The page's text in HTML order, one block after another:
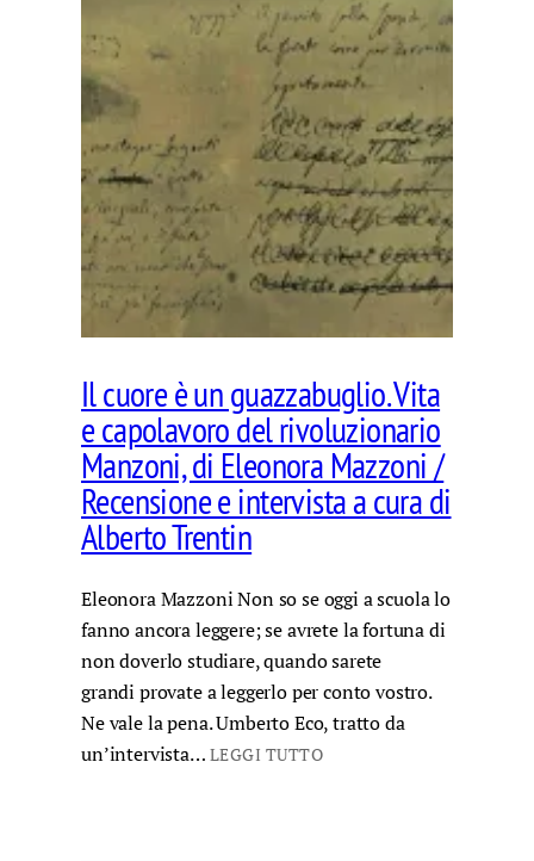
Il cuore è un guazzabuglio. Vita
e capolavoro del rivoluzionario
Manzoni, di Eleonora Mazzoni /
Recensione e intervista a cura di
Alberto Trentin
Eleonora Mazzoni Non so se oggi a scuola lo
fanno ancora leggere; se avrete la fortuna di
non doverlo studiare, quando sarete
grandi provate a leggerlo per conto vostro.
Ne vale la pena. Umberto Eco, tratto da
un’intervista… LEGGI TUTTO